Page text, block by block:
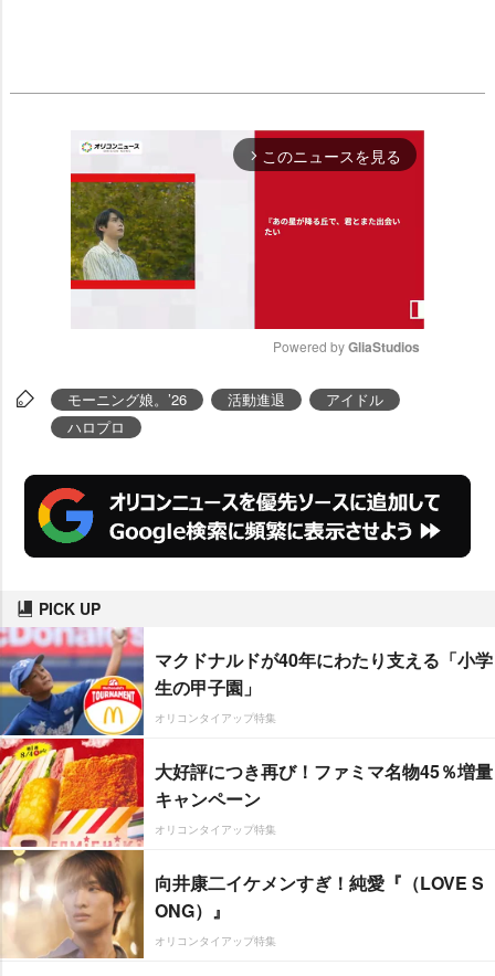
arrow_forward_ios このニュースを見る
M
u
Powered by GliaStudios
モーニング娘。’26 活動進退
アイドル
ハロプロ
PICK UP
マクドナルドが40年にわたり支える「小学
生の甲子園」
オリコンタイアップ特集
大好評につき再び！ファミマ名物45％増量
キャンペーン
オリコンタイアップ特集
向井康二イケメンすぎ！純愛『（LOVE S
ONG）』
オリコンタイアップ特集